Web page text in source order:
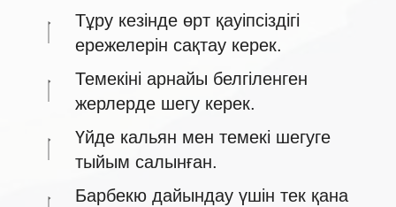
Тұру кезінде өрт қауіпсіздігі
ережелерін сақтау керек.
Темекіні арнайы белгіленген
жерлерде шегу керек.
Үйде кальян мен темекі шегуге
тыйым салынған.
Барбекю дайындау үшін тек қана